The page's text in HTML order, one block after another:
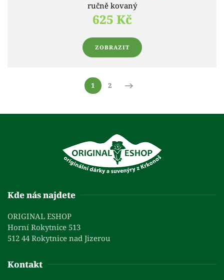
ručně kovaný
625 Kč
ZOBRAZIT
1 2
Kde nás najdete
ORIGINAL ESHOP
Horní Rokytnice 513
512 44 Rokytnice nad Jizerou
Kontakt